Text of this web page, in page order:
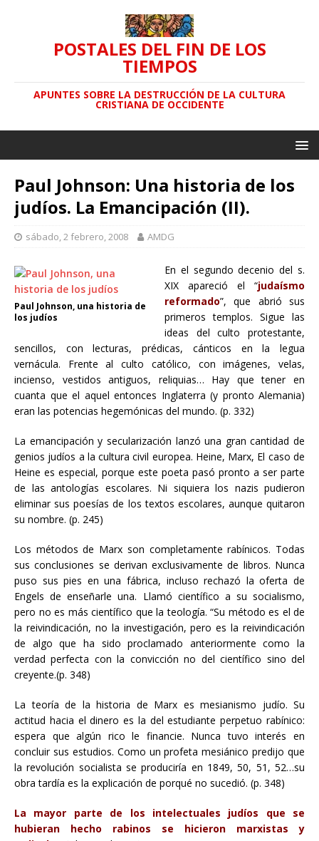
POSTALES DEL FIN DE LOS
TIEMPOS
APUNTES SOBRE LA DESTRUCCIÓN DE LA CULTURA
CRISTIANA DE OCCIDENTE
Paul Johnson: Una historia de los
judíos. La Emancipación (II).
sábado, 2 febrero, 2008 AMDG
Paul Johnson, una historia de
los judíos
En el segundo decenio del s.
XIX apareció el “judaísmo
reformado”, que abrió sus
primeros templos. Sigue las
ideas del culto protestante,
sencillos, con lecturas, prédicas, cánticos en la legua
vernácula. Frente al culto católico, con imágenes, velas,
incienso, vestidos antiguos, reliquias… Hay que tener en
cuanta que el aquel entonces Inglaterra (y pronto Alemania)
eran las potencias hegemónicas del mundo. (p. 332)
La emancipación y secularización lanzó una gran cantidad de
genios judíos a la cultura civil europea. Heine, Marx, El caso de
Heine es especial, porque este poeta pasó pronto a ser parte
de las antologías escolares. Ni siquiera los nazis pudieron
eliminar sus poesías de los textos escolares, aunque quitaron
su nombre. (p. 245)
Los métodos de Marx son completamente rabínicos. Todas
sus conclusiones se derivan exclusivamente de libros. Nunca
puso sus pies en una fábrica, incluso rechazó la oferta de
Engels de enseñarle una. Llamó científico a su socialismo,
pero no es más científico que la teología. “Su método es el de
la reivindicación, no la investigación, pero es la reivindicación
de algo que ha sido proclamado anteriormente como la
verdad perfecta con la convicción no del científico sino del
creyente.(p. 348)
La teoría de la historia de Marx es mesianismo judío. Su
actitud hacia el dinero es la del estudiante perpetuo rabínico:
espera que algún rico le financie. Nunca tuvo interés en
concluir sus estudios. Como un profeta mesiánico predijo que
la revolución socialista se produciría en 1849, 50, 51, 52…su
obra tardía es la explicación de porqué no sucedió. (p. 348)
La mayor parte de los intelectuales judíos que se
hubieran hecho rabinos se hicieron marxistas y